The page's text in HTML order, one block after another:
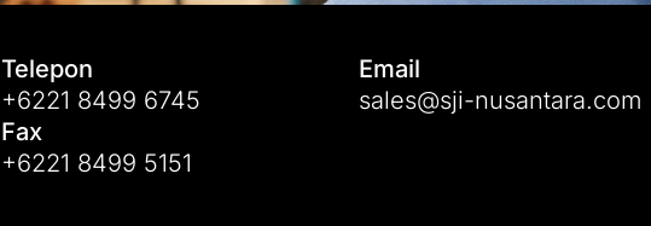
Telepon
+6221 8499 6745
Fax
+6221 8499 5151
Email
sales@sji-nusantara.com